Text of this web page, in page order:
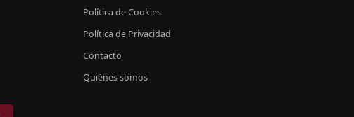
Política de Cookies
Política de Privacidad
Contacto
Quiénes somos